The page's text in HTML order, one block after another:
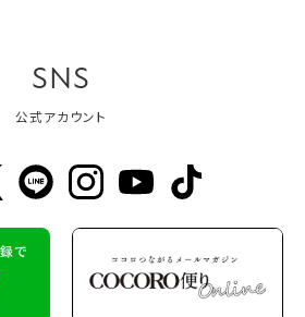
SNS
公式アカウント